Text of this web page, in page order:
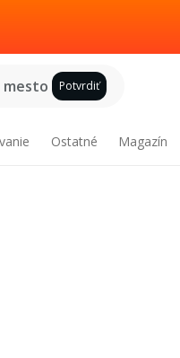
Potvrdiť
Ostatné Magazín